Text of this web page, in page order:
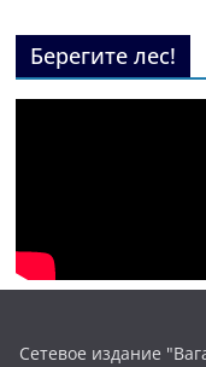
Берегите лес!
Сетевое издание